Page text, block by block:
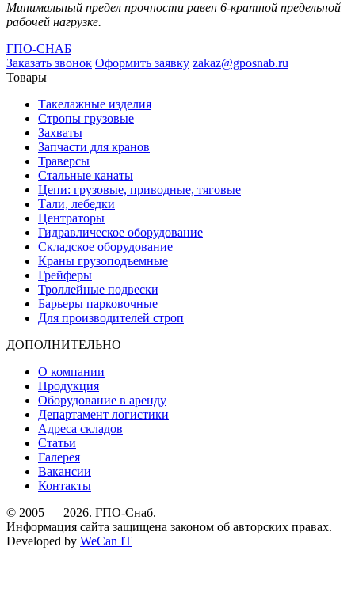
Минимальный предел прочности равен 6-кратной предельной
рабочей нагрузке.
ГПО-СНАБ
Заказать звонок Оформить заявку zakaz@gposnab.ru
Товары
Такелажные изделия
Стропы грузовые
Захваты
Запчасти для кранов
Траверсы
Стальные канаты
Цепи: грузовые, приводные, тяговые
Тали, лебедки
Центраторы
Гидравлическое оборудование
Складское оборудование
Краны грузоподъемные
Грейферы
Троллейные подвески
Барьеры парковочные
Для производителей строп
ДОПОЛНИТЕЛЬНО
О компании
Продукция
Оборудование в аренду
Департамент логистики
Адреса складов
Статьи
Галерея
Вакансии
Контакты
© 2005 — 2026. ГПО-Снаб.
Информация сайта защищена законом об авторских правах.
Developed by WeCan IT